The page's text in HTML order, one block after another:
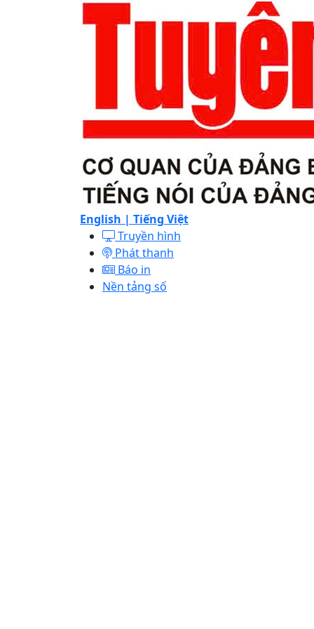
English | Tiếng Việt
Truyền hình
Phát thanh
Báo in
Nền tảng số